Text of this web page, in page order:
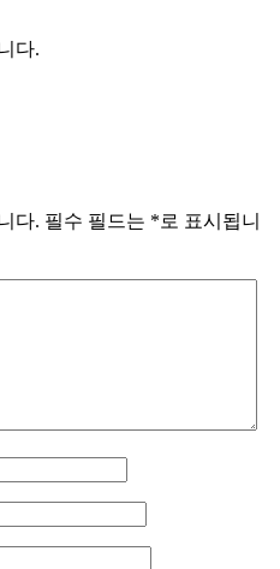
다.
다. 필수 필드는 *로 표시됩니